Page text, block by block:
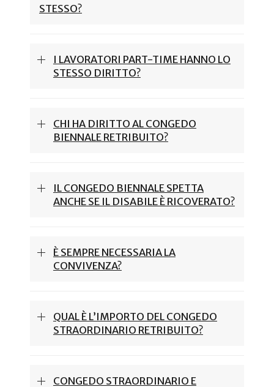
STESSO?
I LAVORATORI PART-TIME HANNO LO
STESSO DIRITTO?
CHI HA DIRITTO AL CONGEDO
BIENNALE RETRIBUITO?
IL CONGEDO BIENNALE SPETTA
ANCHE SE IL DISABILE È RICOVERATO?
È SEMPRE NECESSARIA LA
CONVIVENZA?
QUAL È L’IMPORTO DEL CONGEDO
STRAORDINARIO RETRIBUITO?
CONGEDO STRAORDINARIO E